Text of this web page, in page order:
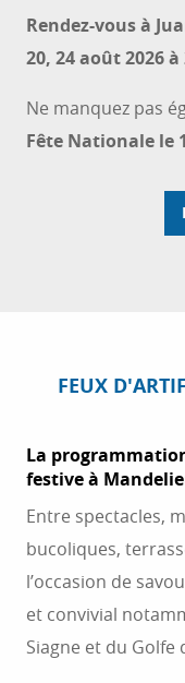
Rendez-vous à
20, 24 août 2026 à
Ne manquez pas
Fête Nationale le
FEUX
La
festive à
Entre spectacles,
bucoliques,
l’occasion de
et convivial
Siagne et du Golfe